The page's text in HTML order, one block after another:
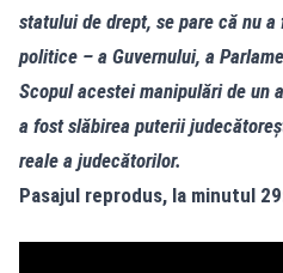
statului de drept, se pare că nu
politice – a Guvernului, a
Scopul acestei manipulări de un
a fost slăbirea puterii
reale a judecătorilor.
Pasajul reprodus, la minutul